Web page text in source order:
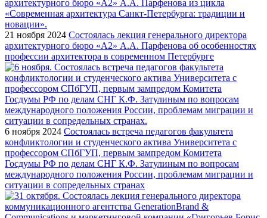
21 ноября 2024 Состоялась лекция генерального директора
архитектурного бюро «А2» А.А. Парфенова об особенностях
профессии архитектора в современном Петербурге
6 ноября 2024 Состоялась встреча педагогов факультета
конфликтологии и студенческого актива Университета с
профессором СПбГУП, первым зампредом Комитета
Госдумы РФ по делам СНГ К.Ф. Затулиным по вопросам
международного положения России, проблемам миграции и
ситуации в сопредельных странах